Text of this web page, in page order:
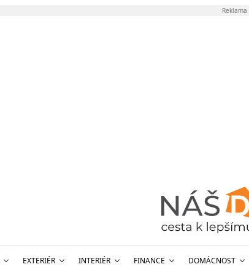
Reklama
EXTERIÉR INTERIÉR FINANCE DOMÁCNOST